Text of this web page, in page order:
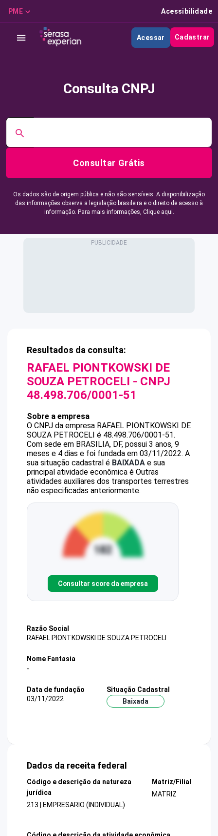
PME Acessibilidade
Acessar Cadastrar
Consulta CNPJ
Consultar Grátis
Os dados são de origem pública e não são sensíveis. A disponibilização
das informações observa a legislação brasileira e o direito de acesso à
informação. Para mais informações, Clique aqui.
Resultados da consulta:
RAFAEL PIONTKOWSKI DE
SOUZA PETROCELI - CNPJ
48.498.706/0001-51
Sobre a empresa
O CNPJ da empresa RAFAEL PIONTKOWSKI DE
SOUZA PETROCELI é 48.498.706/0001-51.
Com sede em BRASILIA, DF, possui 3 anos, 9
meses e 4 dias e foi fundada em 03/11/2022. A
sua situação cadastral é BAIXADA e sua
principal atividade econômica é Outras
atividades auxiliares dos transportes terrestres
não especificadas anteriormente.
Consultar score da empresa
Razão Social
RAFAEL PIONTKOWSKI DE SOUZA PETROCELI
Nome Fantasia
-
Data de fundação
03/11/2022
Situação Cadastral
Baixada
Dados da receita federal
Código e descrição da natureza
jurídica
213 | EMPRESARIO (INDIVIDUAL)
Matriz/Filial
MATRIZ